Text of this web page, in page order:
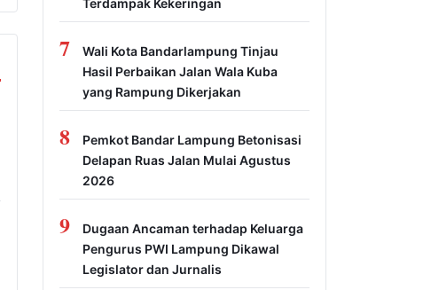
Terdampak Kekeringan
7
Wali Kota Bandarlampung Tinjau
Hasil Perbaikan Jalan Wala Kuba
yang Rampung Dikerjakan
8
Pemkot Bandar Lampung Betonisasi
Delapan Ruas Jalan Mulai Agustus
2026
9
Dugaan Ancaman terhadap Keluarga
Pengurus PWI Lampung Dikawal
Legislator dan Jurnalis